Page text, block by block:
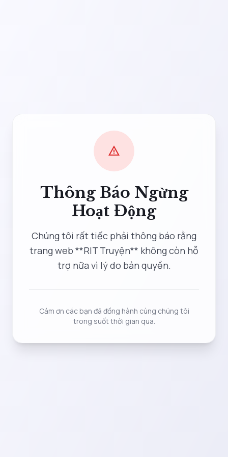
warning
Thông Báo Ngừng
Hoạt Động
Chúng tôi rất tiếc phải thông báo rằng
trang web **RIT Truyện** không còn hỗ
trợ nữa vì lý do bản quyền.
Cảm ơn các bạn đã đồng hành cùng chúng tôi
trong suốt thời gian qua.